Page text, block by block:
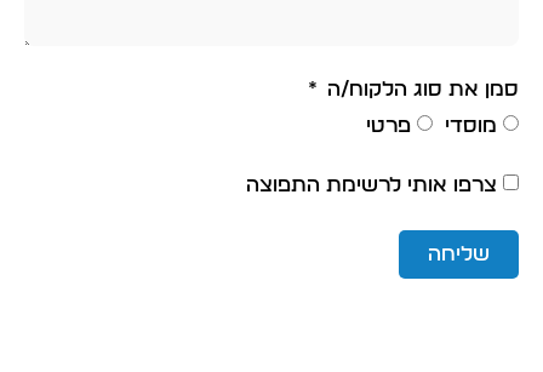
סמן את סוג הלקוח/ה
מוסדי
פרטי
צרפו אותי לרשימת התפוצה
שליחה